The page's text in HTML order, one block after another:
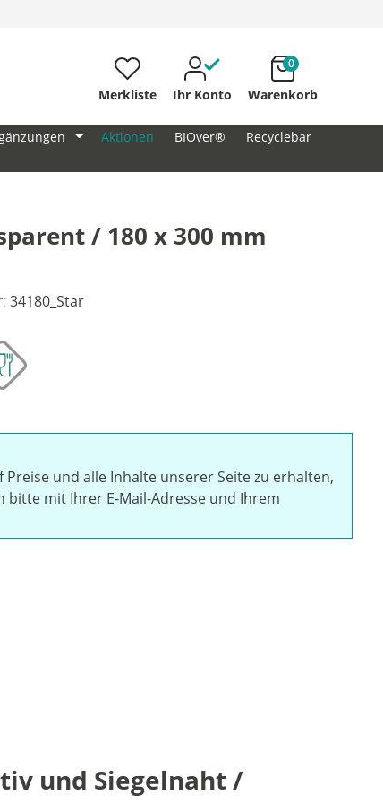
Merkliste Ihr Konto Warenkorb
0
Aktionen BIOver®
Recyclebar
/ 180 x 300 mm
34180_Star
Preise und alle Inhalte unserer Seite zu erhalten,
bitte mit Ihrer E-Mail-Adresse und Ihrem
und Siegelnaht /